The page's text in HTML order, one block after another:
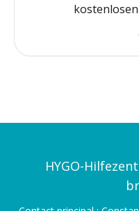
HYGO-